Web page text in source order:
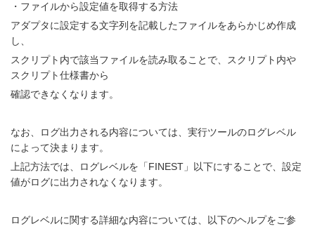
・ファイルから設定値を取得する方法
アダプタに設定する文字列を記載したファイルをあらかじめ作成
し、
スクリプト内で該当ファイルを読み取ることで、スクリプト内や
スクリプト仕様書から
確認できなくなります。
なお、ログ出力される内容については、実行ツールのログレベル
によって決まります。
上記方法では、ログレベルを「FINEST」以下にすることで、設定
値がログに出力されなくなります。
ログレベルに関する詳細な内容については、以下のヘルプをご参